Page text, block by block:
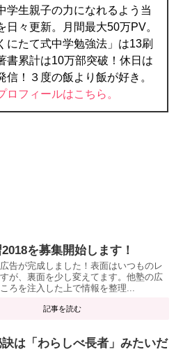
学生親子の力になれるよう当
日々更新。月間最大50万PV。
にたて式中学勉強法」は13刷
書累計は10万部突破！休日は
信！３度の飯より飯が好き。
ロフィールはこちら。
を募集開始します！
告が完成しました！表面はいつものレ
が、裏面を少し変えてます。他塾の広
ろを注入した上で情報を整理...
記事を読む
は「わらしべ長者」みたいだ